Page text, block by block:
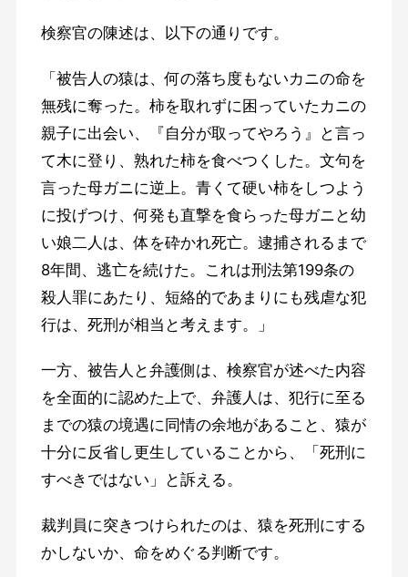
検察官の陳述は、以下の通りです。
「被告人の猿は、何の落ち度もないカニの命を
無残に奪った。柿を取れずに困っていたカニの
親子に出会い、『自分が取ってやろう』と言っ
て木に登り、熟れた柿を食べつくした。文句を
言った母ガニに逆上。青くて硬い柿をしつよう
に投げつけ、何発も直撃を食らった母ガニと幼
い娘二人は、体を砕かれ死亡。逮捕されるまで
8年間、逃亡を続けた。これは刑法第199条の
殺人罪にあたり、短絡的であまりにも残虐な犯
行は、死刑が相当と考えます。」
一方、被告人と弁護側は、検察官が述べた内容
を全面的に認めた上で、弁護人は、犯行に至る
までの猿の境遇に同情の余地があること、猿が
十分に反省し更生していることから、「死刑に
すべきではない」と訴える。
裁判員に突きつけられたのは、猿を死刑にする
かしないか、命をめぐる判断です。